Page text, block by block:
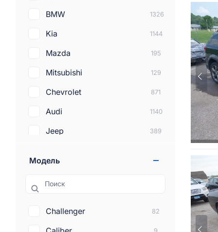
BMW 1326
Kia 1144
Mazda 195
Mitsubishi 129
Chevrolet 871
Audi 1140
Jeep 389
Dodge
Tesla 288
Land rover 100
Модель
Поиск
Challenger 82